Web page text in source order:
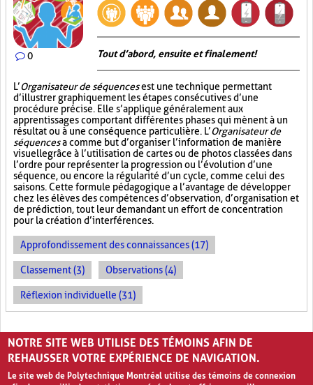
0 Tout d’abord, ensuite et finalement!
L’Organisateur de séquencesest une technique permettant
d’illustrer graphiquement les étapes consécutives d’une
procédure précise. Elle s’applique généralement aux
apprentissages comportant différentes phases qui mènent à un
résultat ou à une conséquence particulière. L’Organisateur de
séquencesa comme but d’organiser l’information de manière
visuellegrâce à l’utilisation de cartes ou de photos classées dans
l’ordre pour représenter la progression ou l’évolution d’une
séquence, ou encore la régularité d’un cycle, comme celui des
saisons. Cette formule pédagogique a l’avantage de développer
chez les élèves des compétences d’observation, d’organisation et
de prédiction, tout leur demandant un effort de concentration
pour la création d’interférences.
Approfondissement des connaissances (17)
Classement (3) Observations (4)
Réflexion individuelle (31)
PAGES
« ‹ 1 2 3 4 › »
NOTRE SITE WEB UTILISE DES TÉMOINS AFIN DE
REHAUSSER VOTRE EXPÉRIENCE DE NAVIGATION.
Le site web de Polytechnique Montréal utilise des témoins de connexion